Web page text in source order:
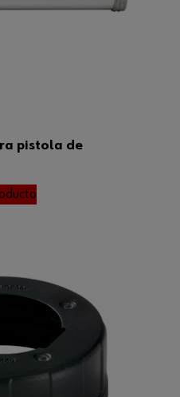
pistola de